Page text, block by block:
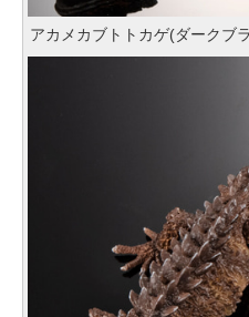
アカメカブトトカゲ(ダークブラ